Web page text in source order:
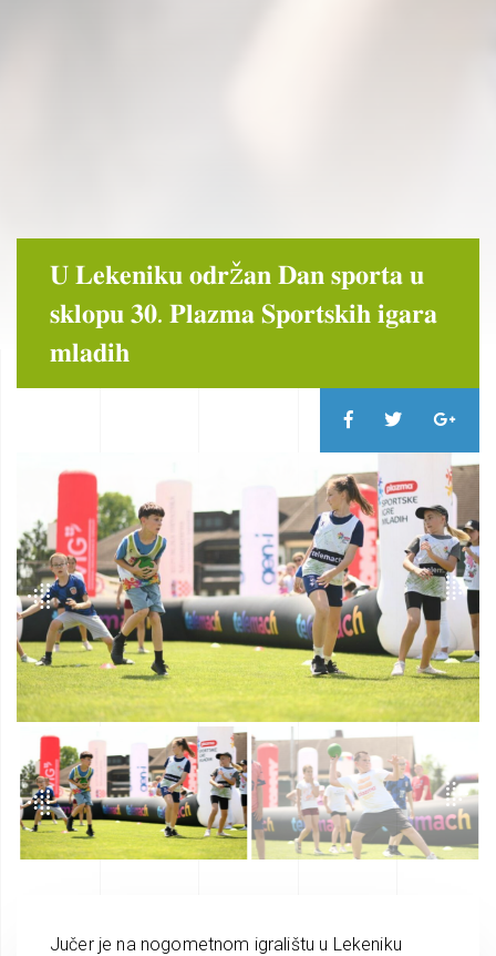
𝐔 𝐋𝐞𝐤𝐞𝐧𝐢𝐤𝐮 𝐨𝐝𝐫ž𝐚𝐧 𝐃𝐚𝐧 𝐬𝐩𝐨𝐫𝐭𝐚 𝐮
𝐬𝐤𝐥𝐨𝐩𝐮 𝟑𝟎. 𝐏𝐥𝐚𝐳𝐦𝐚 𝐒𝐩𝐨𝐫𝐭𝐬𝐤𝐢𝐡 𝐢𝐠𝐚𝐫𝐚
𝐦𝐥𝐚𝐝𝐢𝐡
Jučer je na nogometnom igralištu u Lekeniku